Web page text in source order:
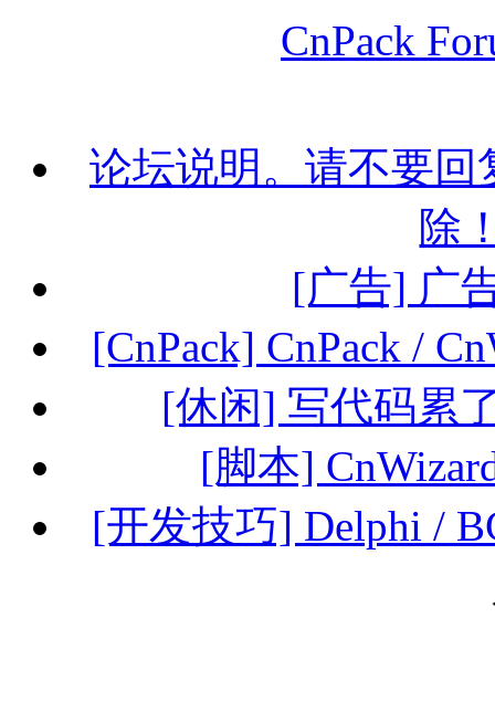
CnPack
论坛说明。请不要
除
[广告] 广
[CnPack] CnPack /
[休闲] 写代码累
[脚本]
[开发技巧] Delphi /